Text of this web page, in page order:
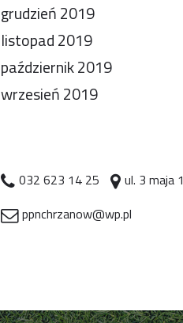
grudzień 2019
listopad 2019
październik 2019
wrzesień 2019
032 623 14 25
ul. 3 maja 1
ppnchrzanow@wp.pl